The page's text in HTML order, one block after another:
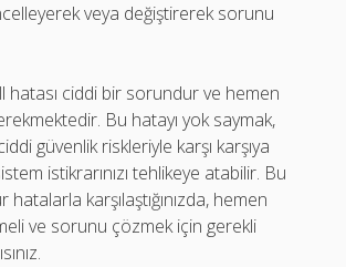
veya değiştirerek sorunu
hatası ciddi bir sorundur ve hemen
Bu hatayı yok saymak,
güvenlik riskleriyle karşı karşıya
istikrarınızı tehlikeye atabilir. Bu
karşılaştığınızda, hemen
ve sorunu çözmek için gerekli